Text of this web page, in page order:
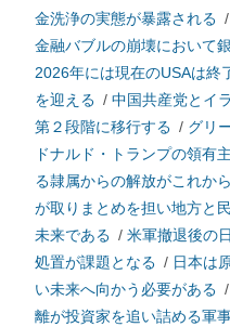
金洗浄の実態が暴露される /
金融バブルの崩壊において
2026年には現在のUSAは終
を迎える / 中国共産党とイ
第２段階に移行する / グリ
ドナルド・トランプの領有
る隷属からの解放がこれか
が取りまとめを担い地方と
未来である / 米軍撤退後の
処置が課題となる / 日本は
い未来へ向かう必要がある /
離が投資家を追い詰める軍